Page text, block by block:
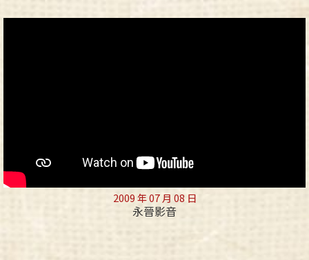
2009 年 07 月 08 日
永晉影音